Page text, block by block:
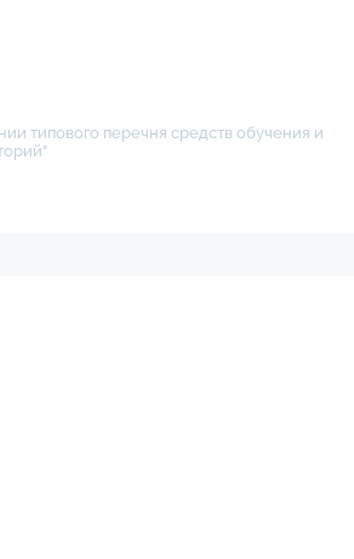
типового перечня средств обучения и